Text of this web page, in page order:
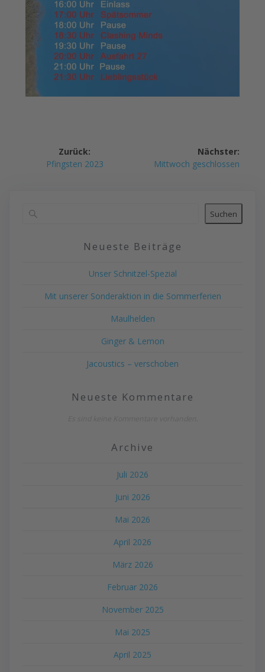
Beitragsnavigation
Zurück:
Vorheriger
Pfingsten 2023
Nächster:
Nächster
Mittwoch geschlossen
Suchen
Neueste Beiträge
Unser Schnitzel-Spezial
Mit unserer Sonderaktion in die Sommerferien
Maulhelden
Ginger & Lemon
Jacoustics – verschoben
Neueste Kommentare
Archive
Juli 2026
Juni 2026
Mai 2026
April 2026
März 2026
Februar 2026
November 2025
Mai 2025
April 2025